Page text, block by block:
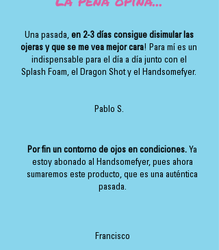
Una pasada, en 2-3 días consigue disimular las
ojeras y que se me vea mejor cara! Para mí es un
indispensable para el día a día junto con el
Splash Foam, el Dragon Shot y el Handsomefyer.
Pablo S.
Por fin un contorno de ojos en condiciones. Ya
estoy abonado al Handsomefyer, pues ahora
sumaremos este producto, que es una auténtica
pasada.
Francisco